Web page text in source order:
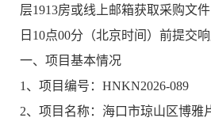
层1913房或线上邮箱获取采购文
日10点00分（北京时间）前提交响
一、项目基本情况
1、项目编号：HNKN2026-089
2、项目名称：海口市琼山区博雅